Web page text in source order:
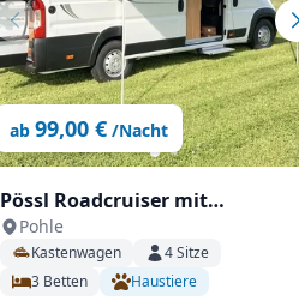
ab 99,00 € /Nacht
Pössl Roadcruiser mit
Einzelbetten, 6,36m mit SAT,
Solar, Außendusche,
Fahrradträger uvm.
Pohle
Kastenwagen 4Sitze
3 Betten Haustiere